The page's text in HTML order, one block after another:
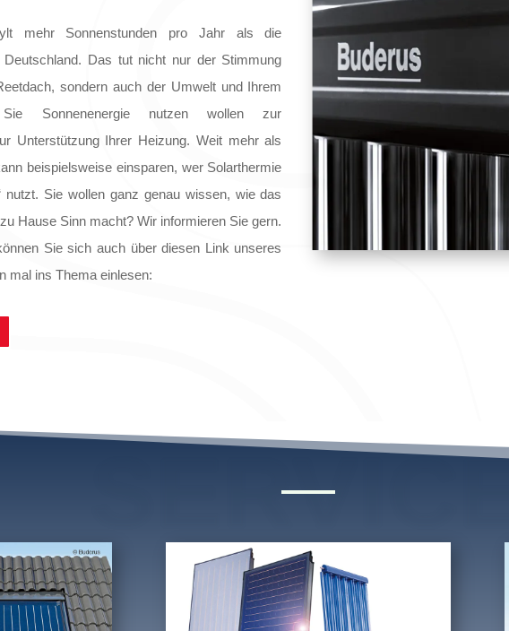
mehr Sonnenstunden pro Jahr als die
Das tut nicht nur der Stimmung
sondern auch der Umwelt und Ihrem
Sonnenenergie nutzen wollen zur
Unterstützung Ihrer Heizung. Weit mehr als
beispielsweise einsparen, wer Solarthermie
nutzt. Sie wollen ganz genau wissen, wie das
Hause Sinn macht? Wir informieren Sie gern.
Sie sich auch über diesen Link unseres
mal ins Thema einlesen: